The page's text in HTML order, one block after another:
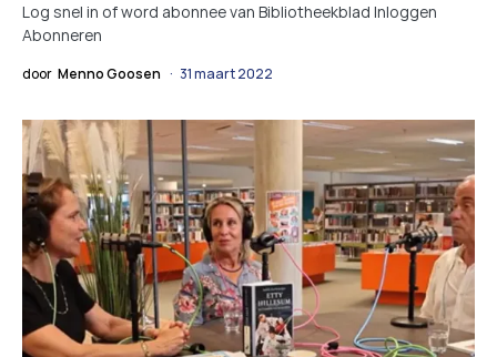
Log snel in of word abonnee van Bibliotheekblad Inloggen
Abonneren
door Menno Goosen 31 maart 2022